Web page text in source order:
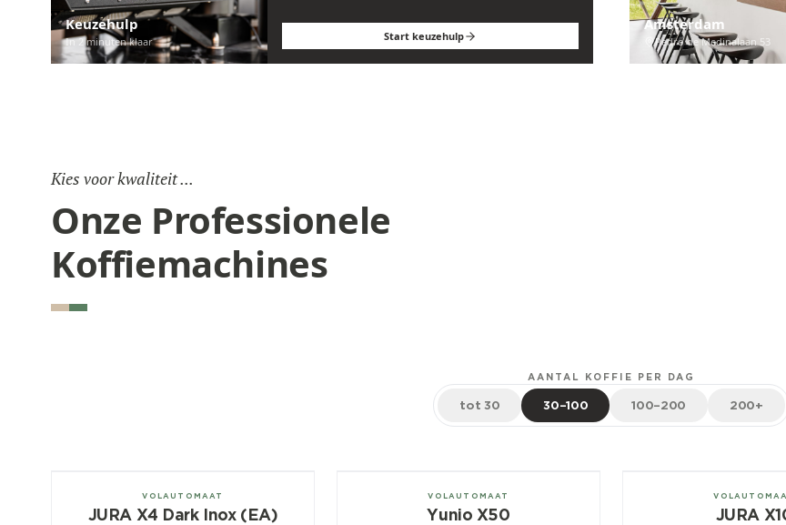
Keuzehulp
In 2 minuten klaar Start keuzehulp
Amsterdam
Pedro de Medinalaan 53
Kies voor kwaliteit ...
Onze Professionele
Koffiemachines
AANTAL KOFFIE PER DAG
tot 30 30–100 100–200 200+
VOLAUTOMAAT
JURA X4 Dark Inox (EA)
VOLAUTOMAAT
Yunio X50 JURA